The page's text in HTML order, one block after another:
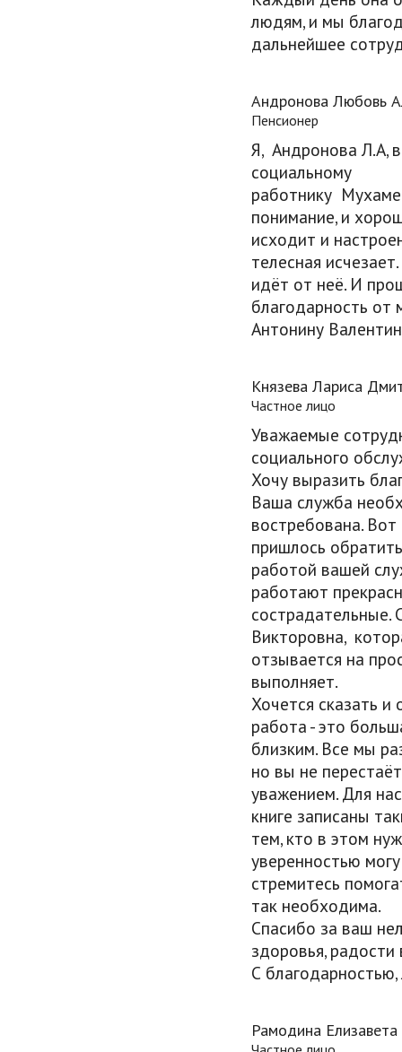
людям, и мы
дальнейшее
Андронова Любовь
Пенсионер
Я, Андронова Л.А,
социальному
работнику
понимание, и
исходит и
телесная
идёт от неё. И
благодарность от
Антонину
Князева Лариса
Частное лицо
Уважаемые
социального
Хочу выразить
Ваша служба
востребована.
пришлось
работой вашей
работают
сострадательные.
Викторовна,
отзывается на
выполняет.
Хочется сказать
работа - это
близким. Все мы
но вы не
уважением. Для
книге записаны
тем, кто в этом
уверенностью
стремитесь
так необходима.
Спасибо за ваш
здоровья, радости
С
Рамодина